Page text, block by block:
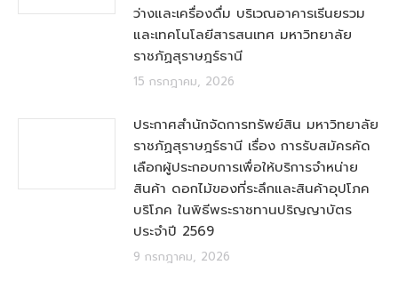
ว่างและเครื่องดื่ม บริเวณอาคารเรีนยรวม
และเทคโนโลยีสารสนเทศ มหาวิทยาลัย
ราชภัฏสุราษฎร์ธานี
15 กรกฎาคม, 2026
ประกาศสำนักจัดการทรัพย์สิน มหาวิทยาลัย
ราชภัฏสุราษฎร์ธานี เรื่อง การรับสมัครคัด
เลือกผู้ประกอบการเพื่อให้บริการจำหน่าย
สินค้า ดอกไม้ของที่ระลึกและสินค้าอุปโภค
บริโภค ในพิธีพระราชทานปริญญาบัตร
ประจำปี 2569
9 กรกฎาคม, 2026